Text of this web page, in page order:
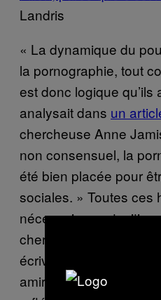
Landris
« La dynamique du
la pornographie, tout
est donc logique qu’ils
analysait dans un
chercheuse Anne
non consensuel, la
été bien placée pour
sociales. » Toutes ces
nécessairement
chercheuse. Les
écrivaient des romans
amiral et héros de